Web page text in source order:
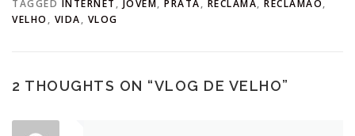
TAGGED INTERNET , JOVEM, PRATA, RECLAMA, RECLAMÃO,
VELHO , VIDA, VLOG
2 THOUGHTS ON “VLOG DE VELHO”